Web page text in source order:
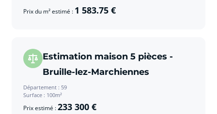
Prix du m² estimé : 1 583.75 €
Estimation maison 5 pièces -
Bruille-lez-Marchiennes
Département : 59
Surface : 100m²
Prix estimé :233 300 €